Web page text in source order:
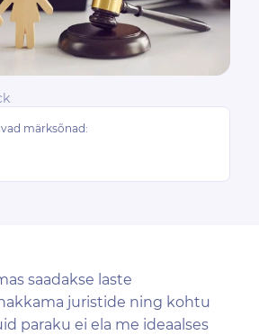
märksõnad:
saadakse laste
juristide ning kohtu
paraku ei ela me ideaalses